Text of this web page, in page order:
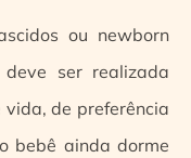
ou newborn
deve ser realizada
de preferência
bebê ainda dorme